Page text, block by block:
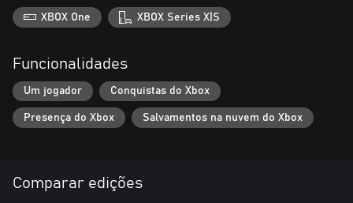
XBOX One XBOX Series X|S
Funcionalidades
Um jogador Conquistas do Xbox
Presença do Xbox Salvamentos na nuvem do Xbox
Comparar edições